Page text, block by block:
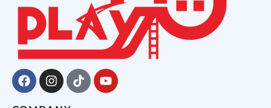
Facebook
Instagram
TiktokYoutube